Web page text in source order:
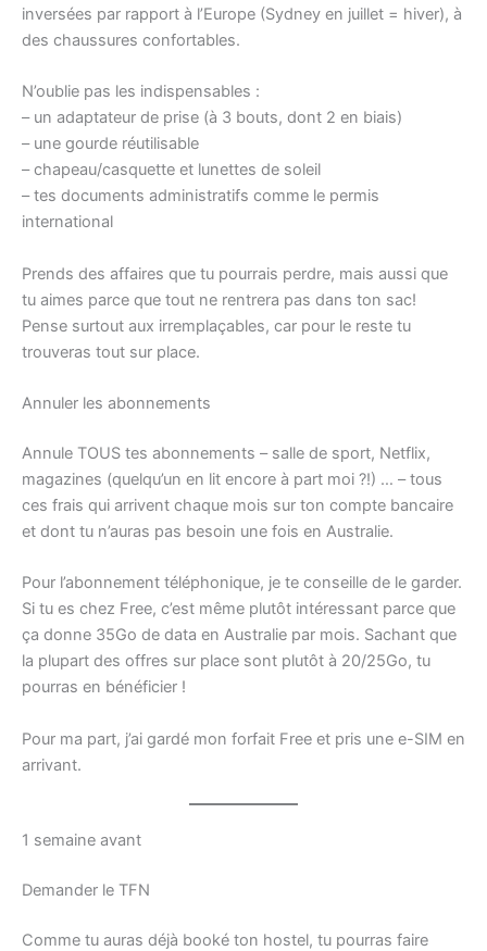
inversées par rapport à l’Europe (Sydney en juillet = hiver), à
des chaussures confortables.
N’oublie pas les indispensables :
– un adaptateur de prise (à 3 bouts, dont 2 en biais)
– une gourde réutilisable
– chapeau/casquette et lunettes de soleil
– tes documents administratifs comme le permis
international
Prends des affaires que tu pourrais perdre, mais aussi que
tu aimes parce que tout ne rentrera pas dans ton sac!
Pense surtout aux irremplaçables, car pour le reste tu
trouveras tout sur place.
Annuler les abonnements
Annule TOUS tes abonnements – salle de sport, Netflix,
magazines (quelqu’un en lit encore à part moi ?!) … – tous
ces frais qui arrivent chaque mois sur ton compte bancaire
et dont tu n’auras pas besoin une fois en Australie.
Pour l’abonnement téléphonique, je te conseille de le garder.
Si tu es chez Free, c’est même plutôt intéressant parce que
ça donne 35Go de data en Australie par mois. Sachant que
la plupart des offres sur place sont plutôt à 20/25Go, tu
pourras en bénéficier !
Pour ma part, j’ai gardé mon forfait Free et pris une e-SIM en
arrivant.
1 semaine avant
Demander le TFN
Comme tu auras déjà booké ton hostel, tu pourras faire